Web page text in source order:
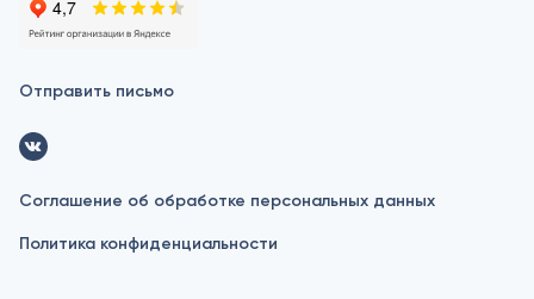
Отправить письмо
Соглашение об обработке персональных данных
Политика конфиденциальности